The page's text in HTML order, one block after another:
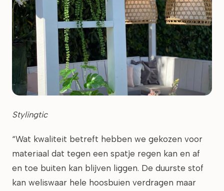
Stylingtic
“Wat kwaliteit betreft hebben we gekozen voor
materiaal dat tegen een spatje regen kan en af
en toe buiten kan blijven liggen. De duurste stof
kan weliswaar hele hoosbuien verdragen maar